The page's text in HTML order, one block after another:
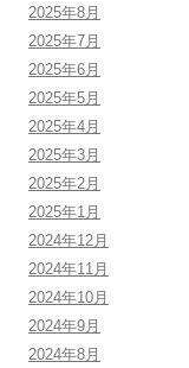
2025年8月
2025年7月
2025年6月
2025年5月
2025年4月
2025年3月
2025年2月
2025年1月
2024年12月
2024年11月
2024年10月
2024年9月
2024年8月